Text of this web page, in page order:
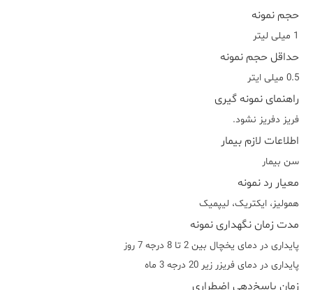
حجم نمونه
1 میلی لیتر
حداقل حجم نمونه
0.5 میلی ایتر
راهنمای نمونه گیری
فريز دفريز نشود.
اطلاعات لازم بیمار
سن بیمار
معیار رد نمونه
هموليز، ايکتريک، ليپميک
مدت زمان نگهداری نمونه
پایداری در دمای یخچال بین 2 تا 8 درجه 7 روز
پایداری در دمای فریزر زیر 20 درجه 3 ماه
زمان پاسخ‌دهی اضطراری